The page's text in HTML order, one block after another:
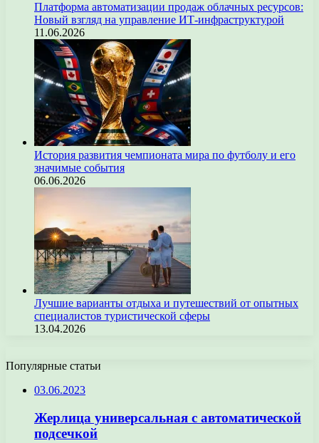
Платформа автоматизации продаж облачных ресурсов:
Новый взгляд на управление ИТ-инфраструктурой
11.06.2026
История развития чемпионата мира по футболу и его
значимые события
06.06.2026
Лучшие варианты отдыха и путешествий от опытных
специалистов туристической сферы
13.04.2026
Популярные статьи
03.06.2023
Жерлица универсальная с автоматической
подсечкой